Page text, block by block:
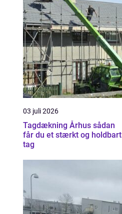
03 juli 2026
Tagdækning Århus sådan
får du et stærkt og holdbart
tag